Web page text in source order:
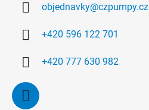
objednavky@czpumpy.cz
+420 596 122 701
+420 777 630 982